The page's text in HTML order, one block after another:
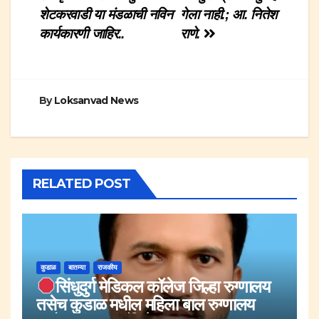
navigation
गेला नाही.; आ. नितेश
राणे.
शेटकरवाडी या मंडळाची नविन
कार्यकारणी जाहिर..
ByLoksanvad News
RELATED POST
कुडाळ बातम्या राजकीय
सिंधुदुर्ग मेडिकल कॉलेज जिल्हा रुग्णालय
तसेच कुडाळ मधील महिला बाल रुग्णालय